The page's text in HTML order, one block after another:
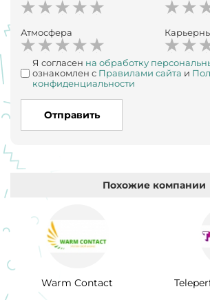
Атмосфера
Я согласен на обработку
ознакомлен с Правилами сайта и
конфиденциальности
Отправить
Похожие компании
Warm Contact